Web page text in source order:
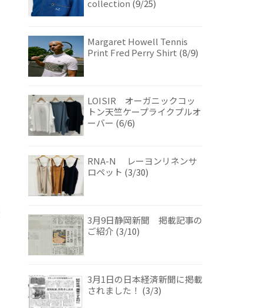
collection (9/25)
Margaret Howell Tennis
Print Fred Perry Shirt (8/9)
LOISIR オーガニックコッ
トン天竺ケープライクプルオ
ーバー (6/6)
RNA-N レーヨンリネンサ
ロペット (3/30)
3月9日静岡新聞 掲載記事の
ご紹介 (3/10)
3月1日の日本経済新聞に掲載
されました！ (3/3)